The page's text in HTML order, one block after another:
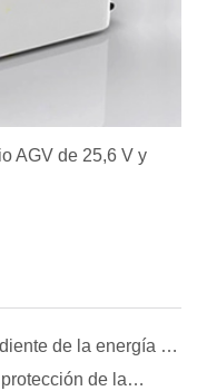
AGV de 25,6 V y
de la energía de
su presión
de la